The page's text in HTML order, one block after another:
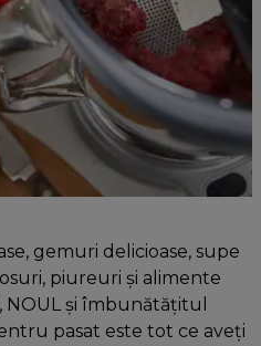
gemuri delicioase, supe
piureuri și alimente
și îmbunătățitul
pasat este tot ce aveți